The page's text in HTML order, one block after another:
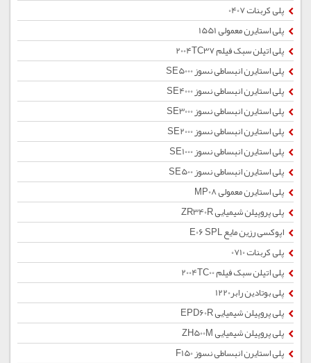
پلی کربنات 0407
پلی استایرن معمولی 1551
پلی اتیلن سبک فیلم 2004TC37
پلی استایرن انبساطی نسوز SE5000
پلی استایرن انبساطی نسوز SE4000
پلی استایرن انبساطی نسوز SE3000
پلی استایرن انبساطی نسوز SE2000
پلی استایرن انبساطی نسوز SE1000
پلی استایرن انبساطی نسوز SE500
پلی استایرن معمولی MP08
پلی پروپیلن شیمیایی ZR340R
اپوکسی رزین مایع E06 SPL
پلی کربنات 0710
پلی اتیلن سبک فیلم 2004TC00
پلی بوتادین رابر1220
پلی پروپیلن شیمیایی EPD60R
پلی پروپیلن شیمیایی ZH500M
پلی استایرن انبساطی نسوز F150